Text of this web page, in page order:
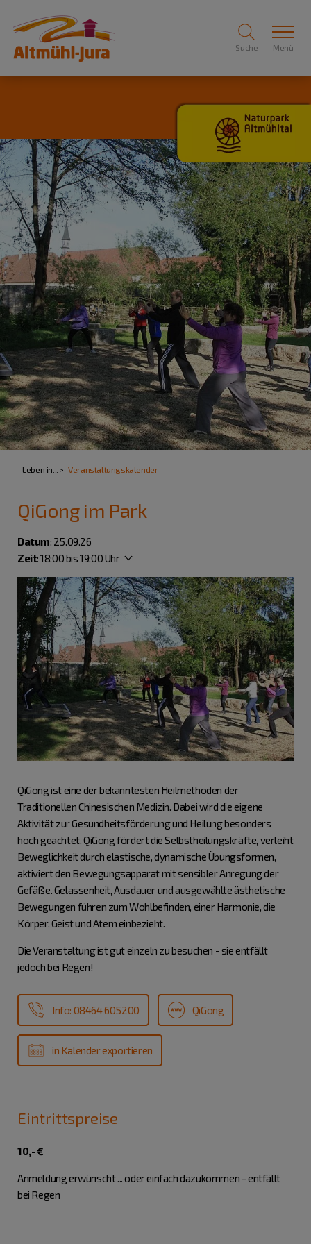
Suche Menü
Leben in... Veranstaltungskalender
QiGong im Park
Datum: 25.09.26
Zeit:18:00 bis 19:00 Uhr
QiGong ist eine der bekanntesten Heilmethoden der
Traditionellen Chinesischen Medizin. Dabei wird die eigene
Aktivität zur Gesundheitsförderung und Heilung besonders
hoch geachtet. QiGong fördert die Selbstheilungskräfte, verleiht
Beweglichkeit durch elastische, dynamische Übungsformen,
aktiviert den Bewegungsapparat mit sensibler Anregung der
Gefäße. Gelassenheit, Ausdauer und ausgewählte ästhetische
Bewegungen führen zum Wohlbefinden, einer Harmonie, die
Körper, Geist und Atem einbezieht.
Die Veranstaltung ist gut einzeln zu besuchen - sie entfällt
jedoch bei Regen!
Info: 08464 605200 QiGong
in Kalender exportieren
Eintrittspreise
10,- €
Anmeldung erwünscht ... oder einfach dazukommen - entfällt
bei Regen